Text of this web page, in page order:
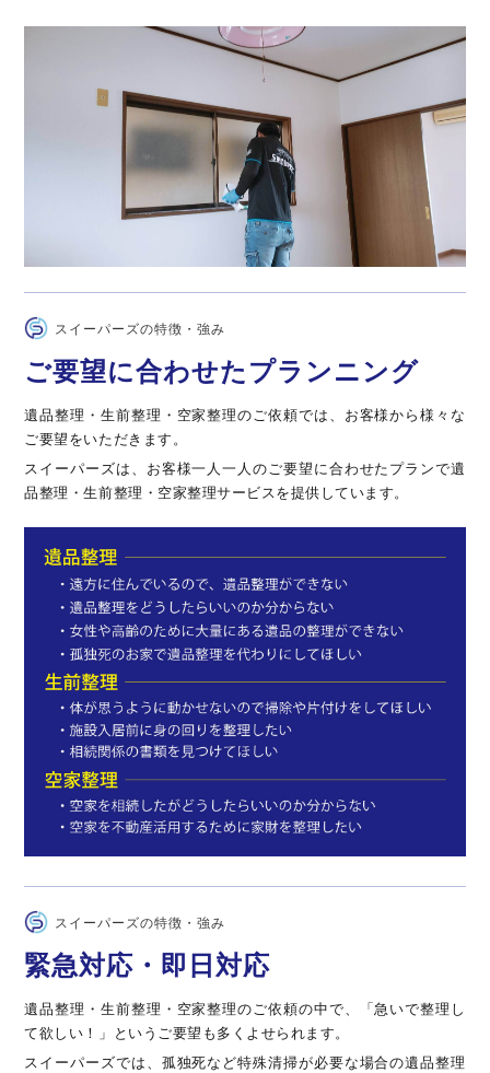
スイーパーズの特徴・強み
ご要望に合わせたプランニング
遺品整理・生前整理・空家整理のご依頼では、お客様から様々な
ご要望をいただきます。
スイーパーズは、お客様一人一人のご要望に合わせたプランで遺
品整理・生前整理・空家整理サービスを提供しています。
スイーパーズの特徴・強み
緊急対応・即日対応
遺品整理・生前整理・空家整理のご依頼の中で、「急いで整理し
て欲しい！」というご要望も多くよせられます。
スイーパーズでは、孤独死など特殊清掃が必要な場合の遺品整理